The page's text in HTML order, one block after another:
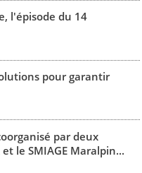
l'épisode du 14
pour garantir
par deux
le SMIAGE Maralpin...